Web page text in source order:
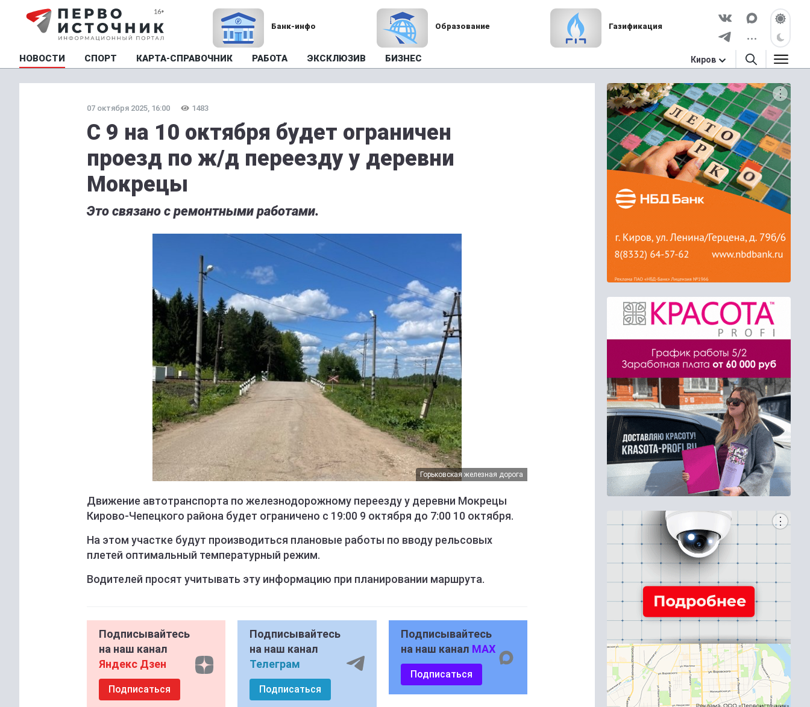
Банк-инфо Образование Газификация
НОВОСТИ СПОРТ КАРТА-СПРАВОЧНИК РАБОТА ЭКСКЛЮЗИВ БИЗНЕС Киров
07 октября 2025, 16:00 1483
С 9 на 10 октября будет ограничен
проезд по ж/д переезду у деревни
Мокрецы
Это связано с ремонтными работами.
Горьковская железная дорога
Движение автотранспорта по железнодорожному переезду у деревни Мокрецы
Кирово-Чепецкого района будет ограничено с 19:00 9 октября до 7:00 10 октября.
На этом участке будут производиться плановые работы по вводу рельсовых
плетей оптимальный температурный режим.
Водителей просят учитывать эту информацию при планировании маршрута.
Подписывайтесь
на наш канал
Яндекс Дзен
Подписаться
Подписывайтесь
на наш канал
Телеграм
Подписаться
Подписывайтесь
на наш канал MAX
Подписаться